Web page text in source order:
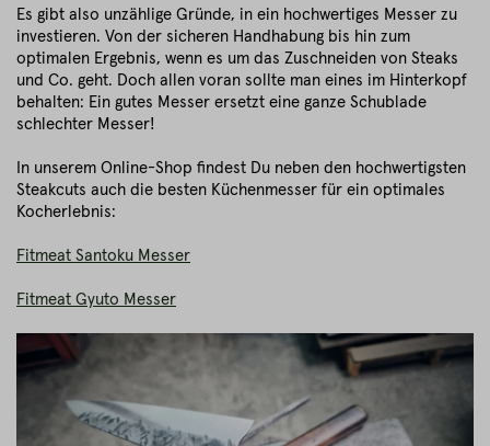
Es gibt also unzählige Gründe, in ein hochwertiges Messer zu
investieren. Von der sicheren Handhabung bis hin zum
optimalen Ergebnis, wenn es um das Zuschneiden von Steaks
und Co. geht. Doch allen voran sollte man eines im Hinterkopf
behalten: Ein gutes Messer ersetzt eine ganze Schublade
schlechter Messer!
In unserem Online-Shop findest Du neben den hochwertigsten
Steakcuts auch die besten Küchenmesser für ein optimales
Kocherlebnis:
Fitmeat Santoku Messer
Fitmeat Gyuto Messer